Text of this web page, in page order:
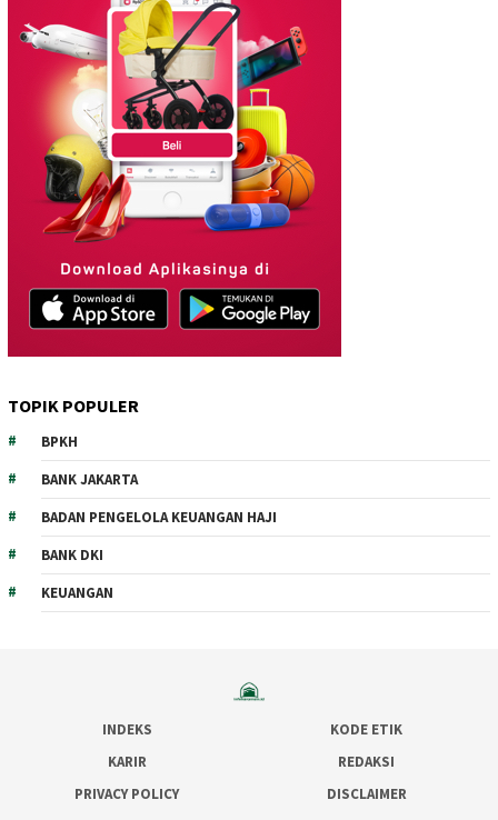
TOPIK POPULER
BPKH
BANK JAKARTA
BADAN PENGELOLA KEUANGAN HAJI
BANK DKI
KEUANGAN
INDEKS
KODE ETIK
KARIR
REDAKSI
PRIVACY POLICY
DISCLAIMER